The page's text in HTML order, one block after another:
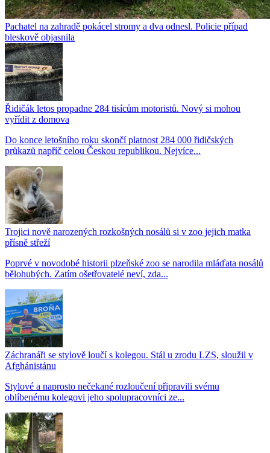
Pachatel na zahradě pokácel stromy a dva odnesl. Policie případ
bleskově objasnila
Řidičák letos propadne 284 tisícům motoristů. Nový si mohou
vyřídit z domova
Do konce letošního roku skončí platnost 284 000 řidičských
průkazů napříč celou Českou republikou. Nejvíce...
Trojici nově narozených rozkošných nosálů si v zoo jejich matka
přísně střeží
Poprvé v novodobé historii plzeňské zoo se narodila mláďata nosálů
bělohubých. Zatím ošetřovatelé neví, zda...
Záchranáři se stylově loučí s kolegou. Stál u zrodu LZS, sloužil v
Afghánistánu
Stylové a naprosto nečekané rozloučení připravili svému
oblíbenému kolegovi jeho spolupracovníci ze...